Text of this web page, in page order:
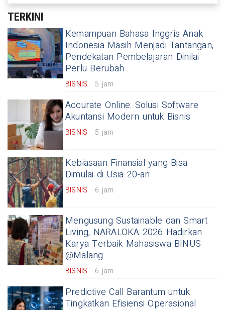
TERKINI
Kemampuan Bahasa Inggris Anak
Indonesia Masih Menjadi Tantangan,
Pendekatan Pembelajaran Dinilai
Perlu Berubah
BISNIS 5 jam
Accurate Online: Solusi Software
Akuntansi Modern untuk Bisnis
BISNIS 5 jam
Kebiasaan Finansial yang Bisa
Dimulai di Usia 20-an
BISNIS 6 jam
Mengusung Sustainable dan Smart
Living, NARALOKA 2026 Hadirkan
Karya Terbaik Mahasiswa BINUS
@Malang
BISNIS 6 jam
Predictive Call Barantum untuk
Tingkatkan Efisiensi Operasional